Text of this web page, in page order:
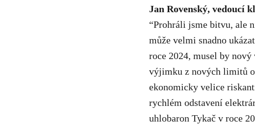
Jan Rovenský, vedoucí
“Prohráli jsme bitvu, ale
může velmi snadno
roce 2024, musel by
výjimku z nových limitů
ekonomicky velice
rychlém odstavení
uhlobaron Tykač v roce